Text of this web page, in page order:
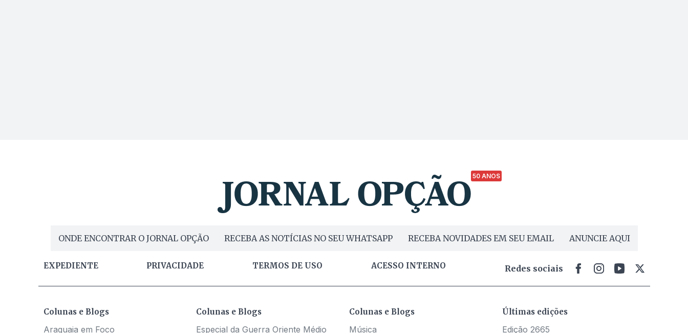
50 ANOS
ONDE ENCONTRAR O JORNAL OPÇÃO RECEBA AS NOTÍCIAS NO SEU WHATSAPP RECEBA NOVIDADES EM SEU EMAIL ANUNCIE AQUI
EXPEDIENTE PRIVACIDADE TERMOS DE USO ACESSO INTERNO Redes sociais
Colunas e Blogs
Araguaia em Foco
Colunas e Blogs
Especial da Guerra Oriente Médio
Colunas e Blogs
Música
Últimas edições
Edição 2665